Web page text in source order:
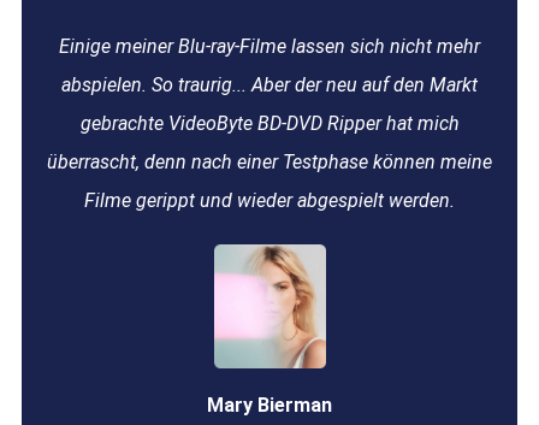
Einige meiner Blu-ray-Filme lassen sich nicht mehr
abspielen. So traurig... Aber der neu auf den Markt
gebrachte VideoByte BD-DVD Ripper hat mich
überrascht, denn nach einer Testphase können meine
Filme gerippt und wieder abgespielt werden.
Mary Bierman